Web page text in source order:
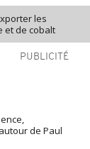
les
et de cobalt
PUBLICITÉ
de Paul